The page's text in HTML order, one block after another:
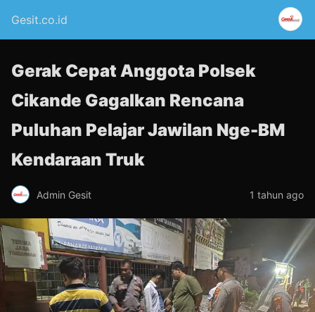
Gesit.co.id
Gerak Cepat Anggota Polsek
Cikande Gagalkan Rencana
Puluhan Pelajar Jawilan Nge-BM
Kendaraan Truk
Admin Gesit 1 tahun ago